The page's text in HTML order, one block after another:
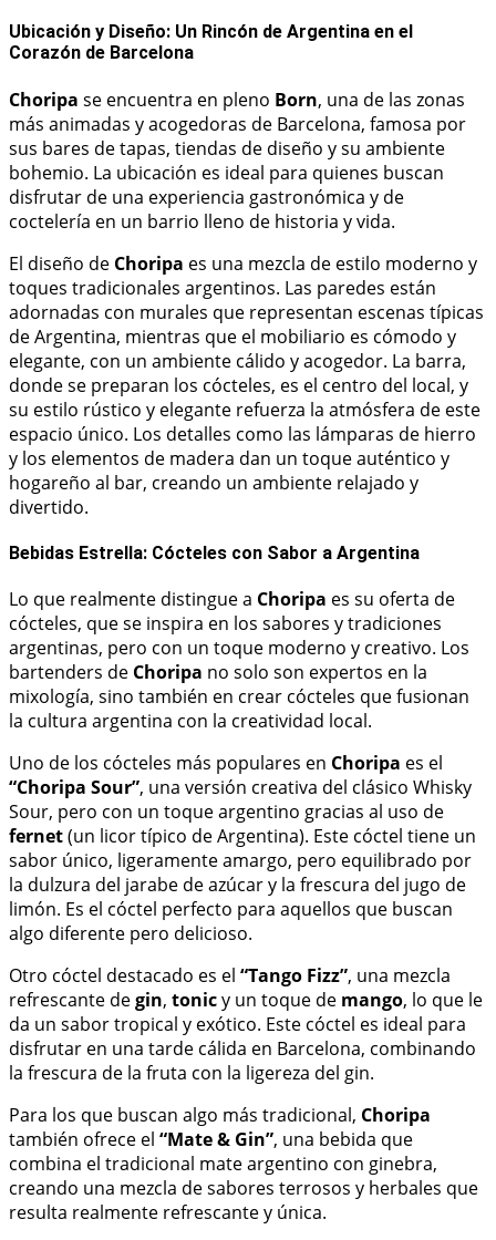
Ubicación y Diseño: Un Rincón de Argentina en el
Corazón de Barcelona
Choripa se encuentra en pleno Born, una de las zonas
más animadas y acogedoras de Barcelona, famosa por
sus bares de tapas, tiendas de diseño y su ambiente
bohemio. La ubicación es ideal para quienes buscan
disfrutar de una experiencia gastronómica y de
coctelería en un barrio lleno de historia y vida.
El diseño de Choripa es una mezcla de estilo moderno y
toques tradicionales argentinos. Las paredes están
adornadas con murales que representan escenas típicas
de Argentina, mientras que el mobiliario es cómodo y
elegante, con un ambiente cálido y acogedor. La barra,
donde se preparan los cócteles, es el centro del local, y
su estilo rústico y elegante refuerza la atmósfera de este
espacio único. Los detalles como las lámparas de hierro
y los elementos de madera dan un toque auténtico y
hogareño al bar, creando un ambiente relajado y
divertido.
Bebidas Estrella: Cócteles con Sabor a Argentina
Lo que realmente distingue a Choripa es su oferta de
cócteles, que se inspira en los sabores y tradiciones
argentinas, pero con un toque moderno y creativo. Los
bartenders de Choripa no solo son expertos en la
mixología, sino también en crear cócteles que fusionan
la cultura argentina con la creatividad local.
Uno de los cócteles más populares en Choripa es el
“Choripa Sour”, una versión creativa del clásico Whisky
Sour, pero con un toque argentino gracias al uso de
fernet(un licor típico de Argentina). Este cóctel tiene un
sabor único, ligeramente amargo, pero equilibrado por
la dulzura del jarabe de azúcar y la frescura del jugo de
limón. Es el cóctel perfecto para aquellos que buscan
algo diferente pero delicioso.
Otro cóctel destacado es el “Tango Fizz”, una mezcla
refrescante degin, tonicy un toque de mango, lo que le
da un sabor tropical y exótico. Este cóctel es ideal para
disfrutar en una tarde cálida en Barcelona, combinando
la frescura de la fruta con la ligereza del gin.
Para los que buscan algo más tradicional, Choripa
también ofrece el “Mate & Gin”, una bebida que
combina el tradicional mate argentino con ginebra,
creando una mezcla de sabores terrosos y herbales que
resulta realmente refrescante y única.